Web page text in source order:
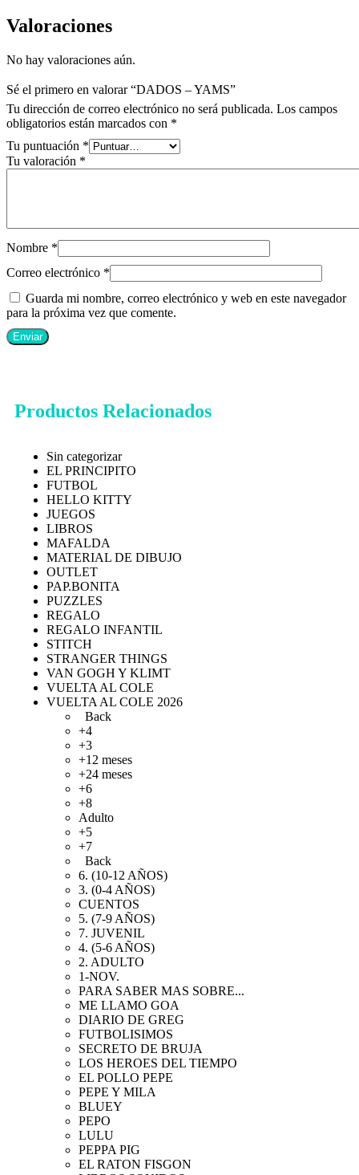
Valoraciones
No hay valoraciones aún.
Sé el primero en valorar “DADOS – YAMS”
Tu dirección de correo electrónico no será publicada. Los campos
obligatorios están marcados con *
Tu puntuación *
Tu valoración *
Nombre *
Correo electrónico *
Guarda mi nombre, correo electrónico y web en este navegador
para la próxima vez que comente.
Productos Relacionados
Sin categorizar
EL PRINCIPITO
FUTBOL
HELLO KITTY
JUEGOS
LIBROS
MAFALDA
MATERIAL DE DIBUJO
OUTLET
PAP.BONITA
PUZZLES
REGALO
REGALO INFANTIL
STITCH
STRANGER THINGS
VAN GOGH Y KLIMT
VUELTA AL COLE
VUELTA AL COLE 2026
Back
+4
+3
+12 meses
+24 meses
+6
+8
Adulto
+5
+7
Back
6. (10-12 AÑOS)
3. (0-4 AÑOS)
CUENTOS
5. (7-9 AÑOS)
7. JUVENIL
4. (5-6 AÑOS)
2. ADULTO
1-NOV.
PARA SABER MAS SOBRE...
ME LLAMO GOA
DIARIO DE GREG
FUTBOLISIMOS
SECRETO DE BRUJA
LOS HEROES DEL TIEMPO
EL POLLO PEPE
PEPE Y MILA
BLUEY
PEPO
LULU
PEPPA PIG
EL RATON FISGON